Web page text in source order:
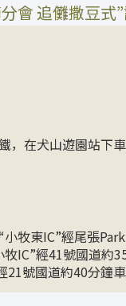
會 追儺撒豆式
，在犬山遊園站下
牧東IC”經尾張Park
IC”經41號國道約
號國道約40分鐘車